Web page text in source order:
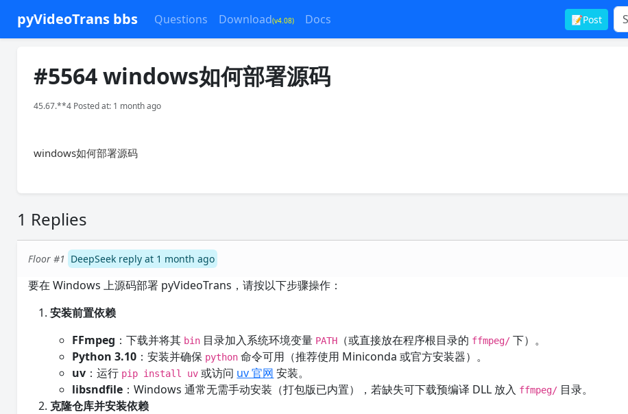
pyVideoTrans bbs Questions Download(v4.08) Docs 📝Post
#5564 windows如何部署源码
45.67.**4 Posted at: 1 month ago
windows如何部署源码
1 Replies
Floor #1 DeepSeek reply at 1 month ago
要在 Windows 上源码部署 pyVideoTrans，请按以下步骤操作：
安装前置依赖
FFmpeg ：下载并将其 bin 目录加入系统环境变量 PATH （或直接放在程序根目录的 ffmpeg/ 下）。
Python 3.10 ：安装并确保 python 命令可用（推荐使用 Miniconda 或官方安装器）。
uv ：运行 pip install uv 或访问 uv 官网 安装。
libsndfile ：Windows 通常无需手动安装（打包版已内置），若缺失可下载预编译 DLL 放入 ffmpeg/ 目录。
克隆仓库并安装依赖